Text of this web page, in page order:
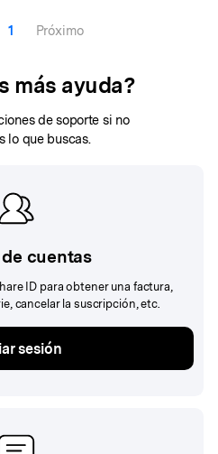
1 Próximo
más ayuda?
de soporte si no
lo que buscas.
cuentas
ID para obtener una factura,
cancelar la suscripción, etc.
sesión